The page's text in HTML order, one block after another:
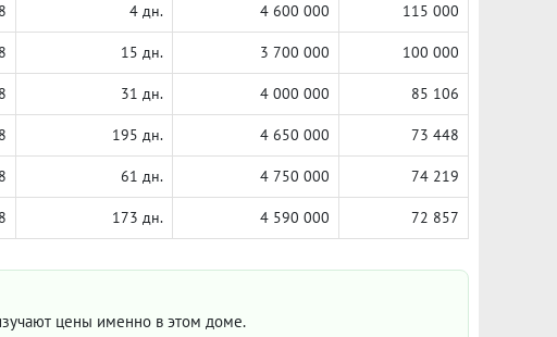
4 дн. 4 600 000 115 000
15 дн. 3 700 000 100 000
31 дн. 4 000 000 85 106
195 дн. 4 650 000 73 448
61 дн. 4 750 000 74 219
173 дн. 4 590 000 72 857
цены именно в этом доме.